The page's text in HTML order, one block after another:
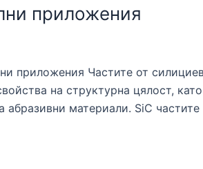
приложения
приложения Частите от
на структурна цялост,
материали. SiC